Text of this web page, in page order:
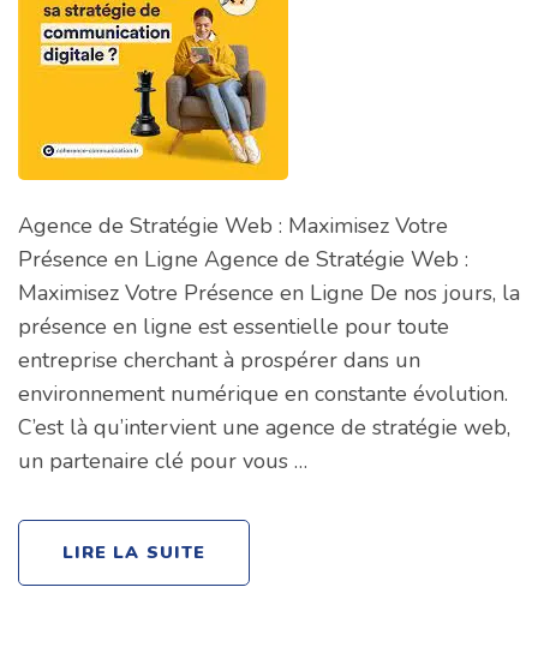
Agence de Stratégie Web : Maximisez Votre
Présence en Ligne Agence de Stratégie Web :
Maximisez Votre Présence en Ligne De nos jours, la
présence en ligne est essentielle pour toute
entreprise cherchant à prospérer dans un
environnement numérique en constante évolution.
C’est là qu’intervient une agence de stratégie web,
un partenaire clé pour vous …
LIRE LA SUITE